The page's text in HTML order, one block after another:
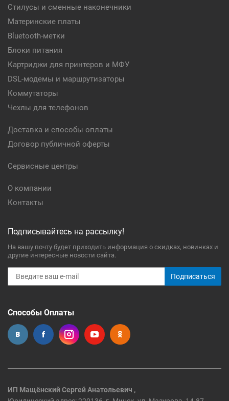
Стилусы и сменные наконечники
Материнские платы
Bluetooth-метки
Блоки питания
Картриджи для принтеров и МФУ
DSL-модемы и маршрутизаторы
Коммутаторы
Чехлы для телефонов
Доставка и способы оплаты
Договор публичной оферты
Сервисные центры
О компании
Контакты
Подписывайтесь на рассылку!
На вашу почту будет приходить информация о скидках, новинках и
другие интересные новости сайта.
Подписаться
Способы Оплаты
ИП Мащёнский Сергей Анатольевич ,